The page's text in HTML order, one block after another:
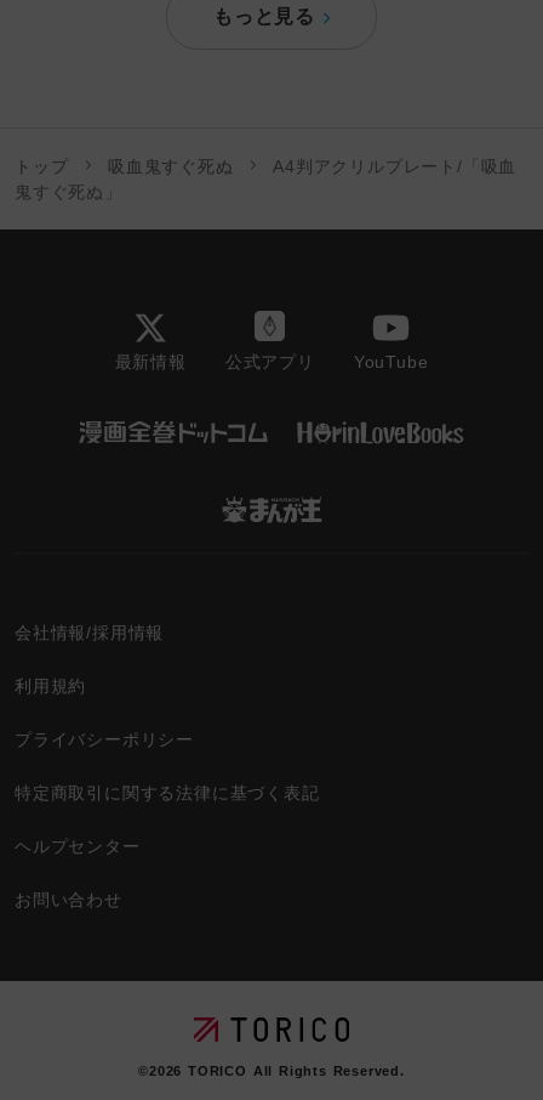
もっと見る
トップ 吸血鬼すぐ死ぬ
A4判アクリルプレート/「吸血
鬼すぐ死ぬ」
最新情報 公式アプリ YouTube
会社情報/採用情報
利用規約
プライバシーポリシー
特定商取引に関する法律に基づく表記
ヘルプセンター
お問い合わせ
©2026TORICO All Rights Reserved.